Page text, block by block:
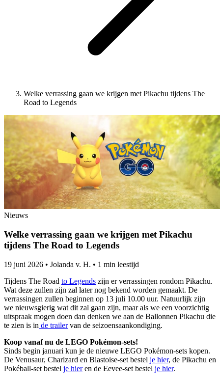
Welke verrassing gaan we krijgen met Pikachu tijdens The
Road to Legends
Nieuws
Welke verrassing gaan we krijgen met Pikachu
tijdens The Road to Legends
19 juni 2026 • Jolanda v. H. • 1 min leestijd
Tijdens The Road to Legends zijn er verrassingen rondom Pikachu.
Wat deze zullen zijn zal later nog bekend worden gemaakt. De
verrassingen zullen beginnen op 13 juli 10.00 uur. Natuurlijk zijn
we nieuwsgierig wat dit zal gaan zijn, maar als we een voorzichtig
uitspraak mogen doen dan denken we aan de Ballonnen Pikachu die
te zien is in de trailervan de seizoensaankondiging.
Koop vanaf nu de LEGO Pokémon-sets!
Sinds begin januari kun je de nieuwe LEGO Pokémon-sets kopen.
De Venusaur, Charizard en Blastoise-set bestel je hier, de Pikachu en
Pokéball-set bestel je hieren de Eevee-set bestel je hier.